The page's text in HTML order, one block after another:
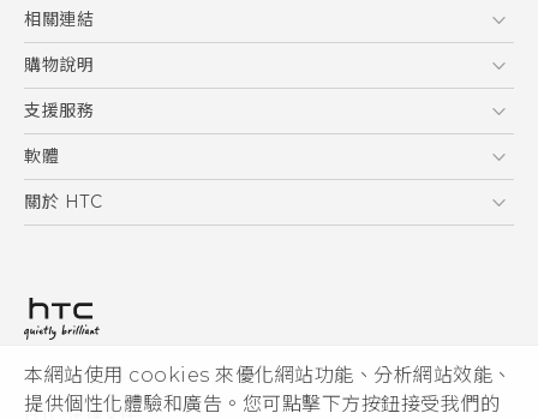
本網站使用 cookies 來優化網站功能、分析網站效能、
提供個性化體驗和廣告。您可點擊下方按鈕接受我們的
5G
智慧型手機
配件
相關連結
HTC Research
購物說明
購物須知
訂單管理
付款方式
支援服務
到府收送維修服務
服務中心資訊
客戶服務佈告欄
軟體
應用程式
HTC Sync Manager
關於 HTC
投資人
隱私權政策
© 2011-2026 HTC Corporation